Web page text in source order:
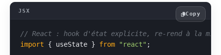
// React : hook d'état explicite, re-rend à la
import { useState } from "react" ;
Copy